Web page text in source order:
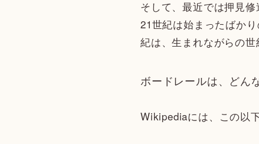
そして、最近では押見
21世紀は始まったばか
紀は、生まれながらの世
ボードレールは、どん
Wikipediaには、この以